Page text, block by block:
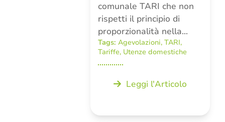
comunale TARI che non
rispetti il principio di
proporzionalità nella…
Tags: Agevolazioni, TARI,
Tariffe, Utenze domestiche
Leggi l'Articolo